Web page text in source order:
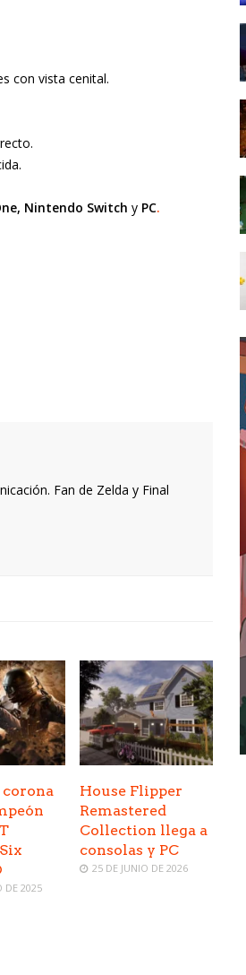
con vista cenital.
Nintendo Switch y PC.
Fan de Zelda y Final
corona
DE 2025
House Flipper
Remastered
Collection llega a
consolas y PC
25 DE JUNIO DE 2026